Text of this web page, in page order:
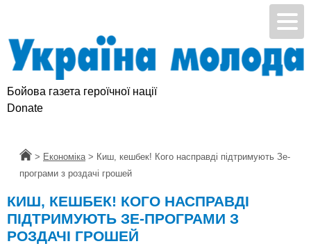
Бойова газета героїчної нації
Donate
Головна
> Економіка > Киш, кешбек! Кого насправді підтримують Зе-
програми з роздачі грошей
КИШ, КЕШБЕК! КОГО НАСПРАВДІ
ПІДТРИМУЮТЬ ЗЕ-ПРОГРАМИ З
РОЗДАЧІ ГРОШЕЙ